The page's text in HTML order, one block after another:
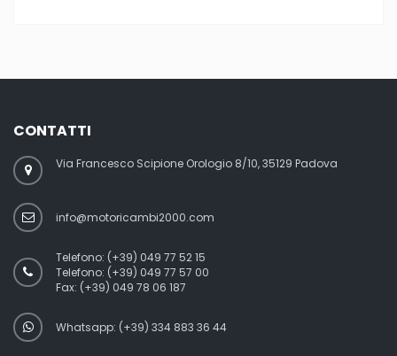
CONTATTI
Via Francesco Scipione Orologio 8/10, 35129 Padova
info@motoricambi2000.com
Telefono: (+39) 049 77 52 15
Telefono: (+39) 049 77 57 00
Fax: (+39) 049 78 06 187
Whatsapp: (+39) 334 883 36 44